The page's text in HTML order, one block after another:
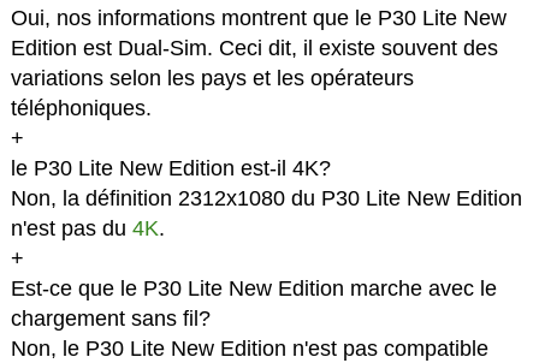
Oui, nos informations montrent que le P30 Lite New
Edition est Dual-Sim. Ceci dit, il existe souvent des
variations selon les pays et les opérateurs
téléphoniques.
+
le P30 Lite New Edition est-il 4K?
Non, la définition 2312x1080 du P30 Lite New Edition
n'est pas du 4K.
+
Est-ce que le P30 Lite New Edition marche avec le
chargement sans fil?
Non, le P30 Lite New Edition n'est pas compatible